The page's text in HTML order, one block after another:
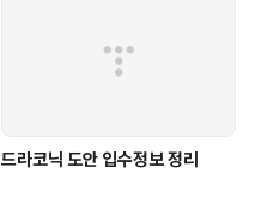
드라코닉 도안 입수정보 정리